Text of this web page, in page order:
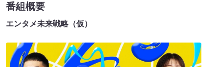
番組概要
エンタメ未来戦略（仮）